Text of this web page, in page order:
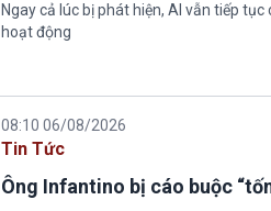
Ngay cả lúc bị phát hiện, AI vẫn tiếp
hoạt động
08:10 06/08/2026
Tin Tức
Ông Infantino bị cáo buộc